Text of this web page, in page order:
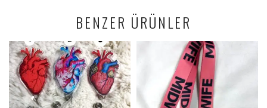
BENZER ÜRÜNLER